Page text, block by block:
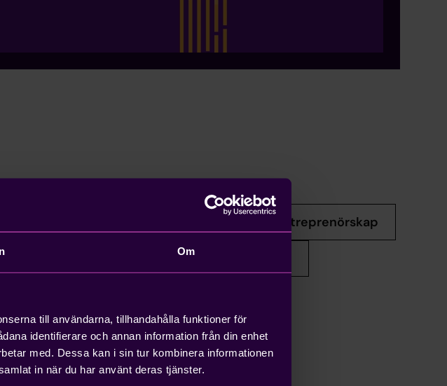
Om
till användarna, tillhandahålla funktioner för
identifierare och annan information från din enhet
med. Dessa kan i sin tur kombinera informationen
in när du har använt deras tjänster.
Företagande och entreprenörskap
Utläggshantering